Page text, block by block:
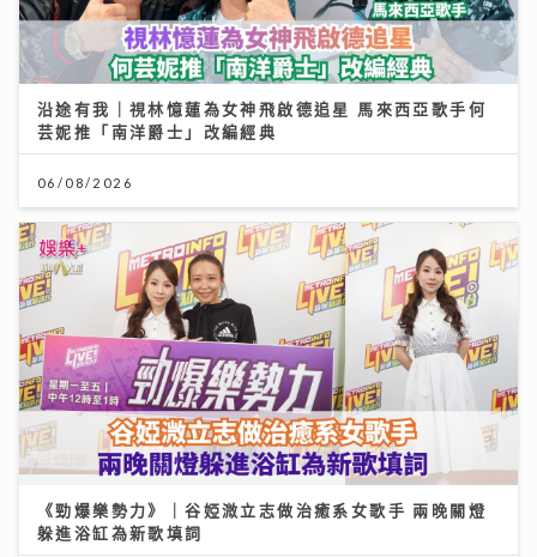
沿途有我｜視林憶蓮為女神飛啟德追星 馬來西亞歌手何
芸妮推「南洋爵士」改編經典
06/08/2026
《勁爆樂勢力》｜谷婭溦立志做治癒系女歌手 兩晚關燈
躲進浴缸為新歌填詞